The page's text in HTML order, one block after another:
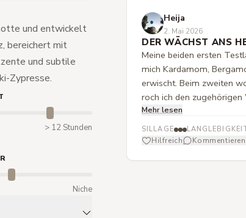
und entwickelt
bereichert mit
und subtile
Zypresse.
> 12 Stunden
Niche
Heija
2. Mai 2026
DER WÄCHST ANS
Meine beiden ersten
mich Kardamom,
erwischt. Beim zweiten
roch ich den
distale Hautareale an
spritzige, zitrische Frische
Erinnerungen an
Mehr lesen
SILLAGE
Hilfreich Kommentieren